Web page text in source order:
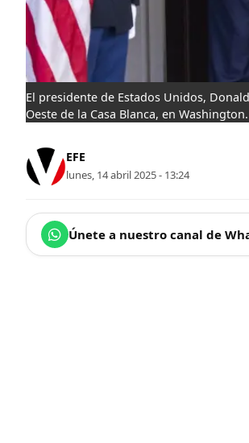
El presidente de Estados Unidos,
Oeste de la Casa Blanca, en Washington.
EFE
lunes, 14 abril 2025 - 13:24
Únete a nuestro canal de